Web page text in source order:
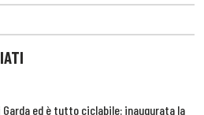
Garda ed è tutto ciclabile: inaugurata la